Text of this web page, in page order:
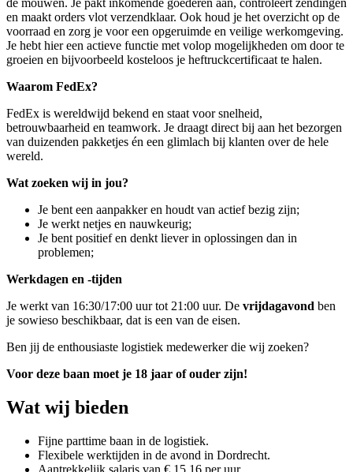
de mouwen. Je pakt inkomende goederen aan, controleert zendingen
en maakt orders vlot verzendklaar. Ook houd je het overzicht op de
voorraad en zorg je voor een opgeruimde en veilige werkomgeving.
Je hebt hier een actieve functie met volop mogelijkheden om door te
groeien en bijvoorbeeld kosteloos je heftruckcertificaat te halen.
Waarom FedEx?
FedEx is wereldwijd bekend en staat voor snelheid,
betrouwbaarheid en teamwork. Je draagt direct bij aan het bezorgen
van duizenden pakketjes én een glimlach bij klanten over de hele
wereld.
Wat zoeken wij in jou?
Je bent een aanpakker en houdt van actief bezig zijn;
Je werkt netjes en nauwkeurig;
Je bent positief en denkt liever in oplossingen dan in
problemen;
Werkdagen en -tijden
Je werkt van 16:30/17:00 uur tot 21:00 uur. De vrijdagavond ben
je sowieso beschikbaar, dat is een van de eisen.
Ben jij de enthousiaste logistiek medewerker die wij zoeken?
Voor deze baan moet je 18 jaar of ouder zijn!
Wat wij bieden
Fijne parttime baan in de logistiek.
Flexibele werktijden in de avond in Dordrecht.
Aantrekkelijk salaris van € 15,16 per uur.